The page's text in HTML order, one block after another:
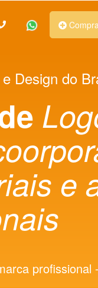
Design do
e
profissional